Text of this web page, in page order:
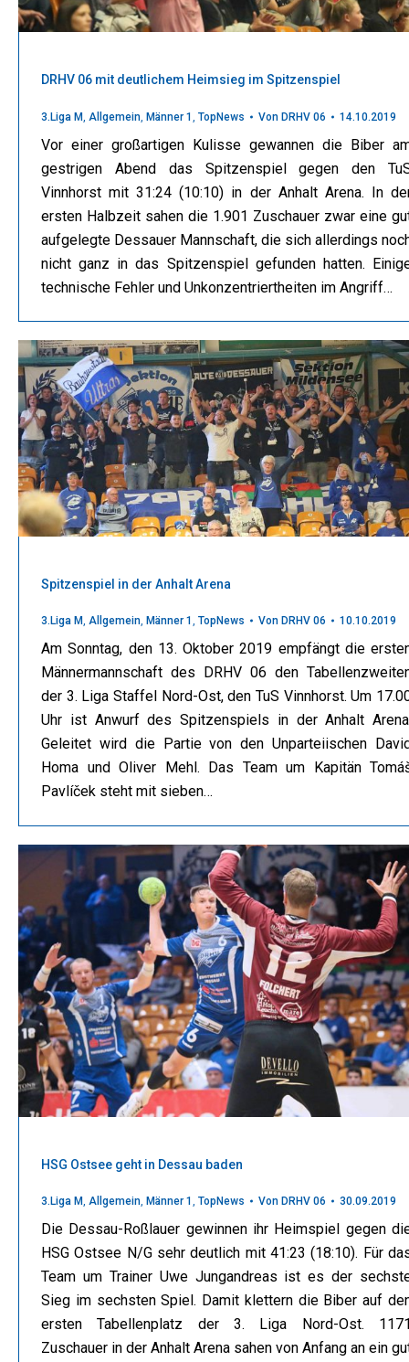
DRHV 06 mit deutlichem Heimsieg im Spitzenspiel
3.Liga M Allgemein Männer 1 TopNews Von DRHV 06 14.10.2019
Vor einer großartigen Kulisse gewannen die Biber
gestrigen Abend das Spitzenspiel gegen den
Vinnhorst mit 31:24 (10:10) in der Anhalt Arena. In
ersten Halbzeit sahen die 1.901 Zuschauer zwar eine
aufgelegte Dessauer Mannschaft, die sich allerdings
nicht ganz in das Spitzenspiel gefunden hatten.
technische Fehler und Unkonzentriertheiten im Angriff…
Spitzenspiel in der Anhalt Arena
3.Liga M, Allgemein, Männer 1 , TopNews Von DRHV 06 10.10.2019
Am Sonntag, den 13. Oktober 2019 empfängt die
Männermannschaft des DRHV 06 den
der 3. Liga Staffel Nord-Ost, den TuS Vinnhorst. Um
Uhr ist Anwurf des Spitzenspiels in der Anhalt
Geleitet wird die Partie von den Unparteiischen
Homa und Oliver Mehl. Das Team um Kapitän
Pavlíček steht mit sieben…
HSG Ostsee geht in Dessau baden
3.Liga M, Allgemein, Männer 1 , TopNews Von DRHV 06 30.09.2019
Die Dessau-Roßlauer gewinnen ihr Heimspiel gegen
HSG Ostsee N/G sehr deutlich mit 41:23 (18:10). Für
Team um Trainer Uwe Jungandreas ist es der
Sieg im sechsten Spiel. Damit klettern die Biber auf
ersten Tabellenplatz der 3. Liga Nord-Ost.
Zuschauer in der Anhalt Arena sahen von Anfang an ein